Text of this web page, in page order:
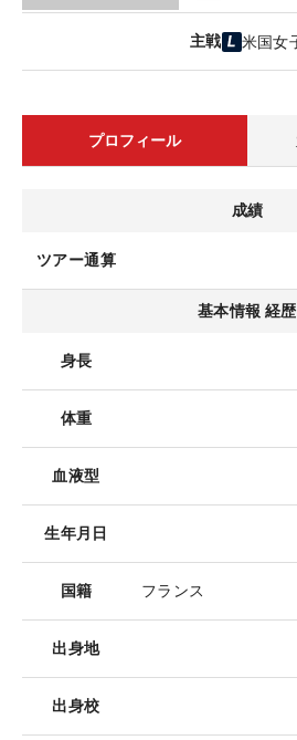
主戦 米国女
プロフィール
成績
ツアー通算
基本情報 経歴
身長
体重
血液型
生年月日
国籍 フランス
出身地
出身校